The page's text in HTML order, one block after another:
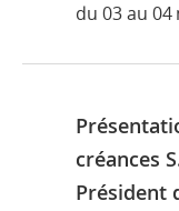
du 03 au 04
créances
Président